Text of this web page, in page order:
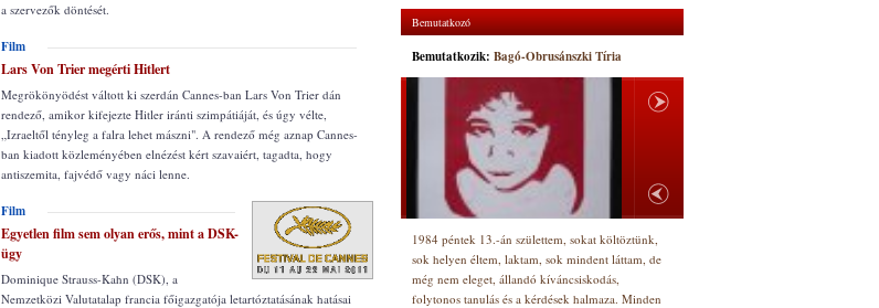
a szervezők döntését.
Film
Lars Von Trier megérti Hitlert
Megrökönyödést váltott ki szerdán Cannes-ban Lars Von Trier dán
rendező, amikor kifejezte Hitler iránti szimpátiáját, és úgy vélte,
„Izraeltől tényleg a falra lehet mászni". A rendező még aznap Cannes-
ban kiadott közleményében elnézést kért szavaiért, tagadta, hogy
antiszemita, fajvédő vagy náci lenne.
Film
Egyetlen film sem olyan erős, mint a DSK-
ügy
Dominique Strauss-Kahn (DSK), a
Nemzetközi Valutatalap francia főigazgatója letartóztatásának hatásai
Bemutatkozó
Bemutatkozik: Bagó-Obrusánszki Tíria
1984 péntek 13.-án születtem, sokat költöztünk,
sok helyen éltem, laktam, sok mindent láttam, de
még nem eleget, állandó kíváncsiskodás,
folytonos tanulás és a kérdések halmaza. Minden